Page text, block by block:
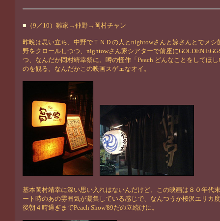
■ （9／10）雛家→仲野→岡村チャン
昨晩は思い立ち、中野でＴＮＤの人とnightowさんと嫁さんとでメシ
野をクロールしつつ、nightowさん家シアターで前座にGOLDEN
つ、なんだか岡村靖幸祭に。噂の怪作「Peach どんなことをしてほ
のを観る。なんだかこの映画スゲェなオイ。
基本岡村靖幸に深い思い入れはないんだけど、この映画は８０年代
ート時のあの雰囲気が凝集している感じで、なんつうか桜沢エリカ
後朝４時過ぎまでPeach Show'89だの立続けに。